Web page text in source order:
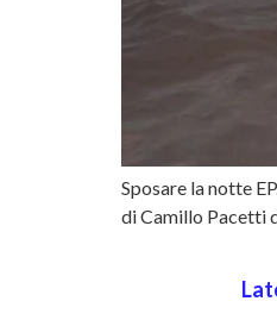
Sposare la notte
di Camillo Pacetti